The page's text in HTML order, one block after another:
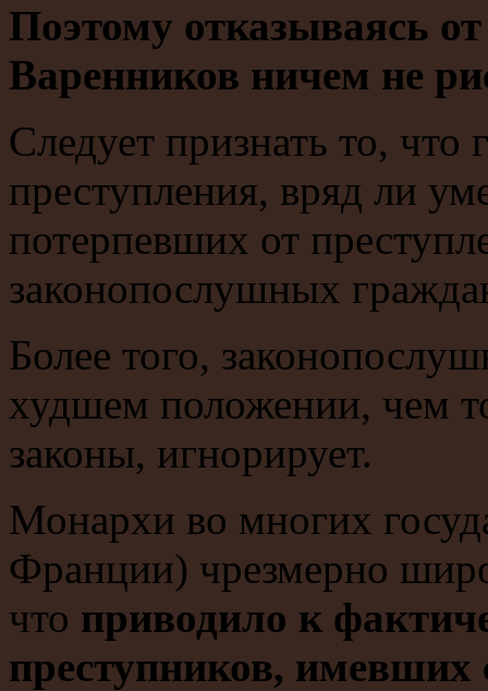
Поэтому отказываясь
Варенников ничем не
Следует признать то,
преступления, вряд ли
потерпевших от
законопослушных
Более того,
худшем положении, чем
законы, игнорирует.
Монархи во многих
Франции) чрезмерно
что приводило к
преступников, имевших